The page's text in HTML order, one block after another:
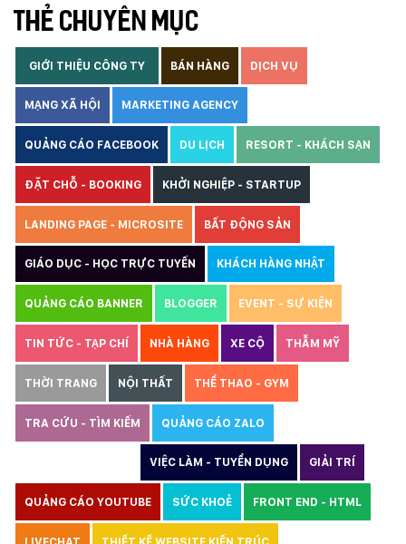
THẺ CHUYÊN MỤC
GIỚI THIỆU CÔNG TY BÁN HÀNG DỊCH VỤ
MẠNG XÃ HỘI MARKETING AGENCY
QUẢNG CÁO FACEBOOK DU LỊCH RESORT - KHÁCH SẠN
ĐẶT CHỖ - BOOKING KHỞI NGHIỆP - STARTUP
LANDING PAGE - MICROSITE BẤT ĐỘNG SẢN
GIÁO DỤC - HỌC TRỰC TUYẾN KHÁCH HÀNG NHẬT
QUẢNG CÁO BANNER BLOGGER EVENT - SỰ KIỆN
TIN TỨC - TẠP CHÍ NHÀ HÀNG XE CỘ THẪM MỸ
THỜI TRANG NỘI THẤT THỂ THAO - GYM
TRA CỨU - TÌM KIẾM QUẢNG CÁO ZALO
VIỆC LÀM - TUYỂN DỤNG GIẢI TRÍ
QUẢNG CÁO YOUTUBE SỨC KHOẺ FRONT END - HTML